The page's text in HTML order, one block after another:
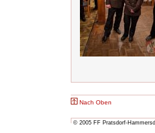
Nach Oben
© 2005 FF Pratsdorf-